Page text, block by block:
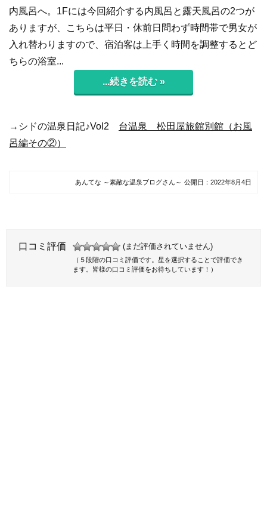
内風呂へ。1Fには今回紹介する内風呂と露天風呂の2つが
ありますが、こちらは平日・休前日問わず時間帯で男女が
入れ替わりますので、宿泊客は上手く時間を調整するとど
ちらの浴室...
...続きを読む »
→シドの温泉日記♪Vol2 台温泉 松田屋旅館別館（お風
呂編その②）
あんてな ～素敵な温泉ブログさん～ 公開日： 2022年8月4日
口コミ評価 (まだ評価されていません)
（５段階の口コミ評価です。星を選択することで評価でき
ます。皆様の口コミ評価をお待ちしています！）